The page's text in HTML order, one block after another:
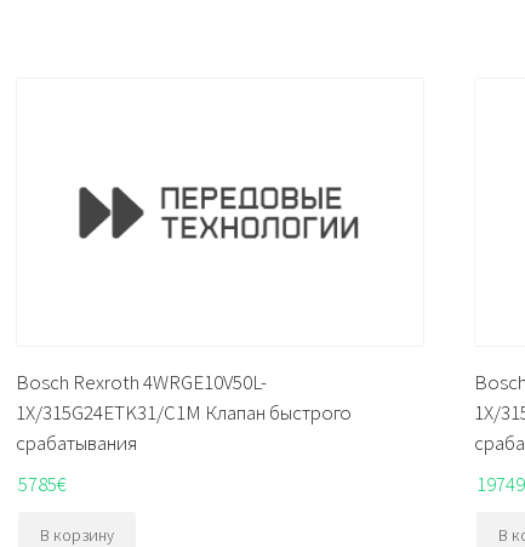
Bosch Rexroth 4WRGE10V50L-
1X/315G24ETK31/C1M Клапан быстрого
срабатывания
5785€
В корзину
1X/
19749
В